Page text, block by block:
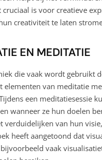
is voor creatieve
creativiteit te laten
EN MEDITATIE
die vaak wordt
elementen van meditatie
een meditatiesessie
wanneer ze hun doelen
verduidelijken van hun
heeft aangetoond dat
vaak